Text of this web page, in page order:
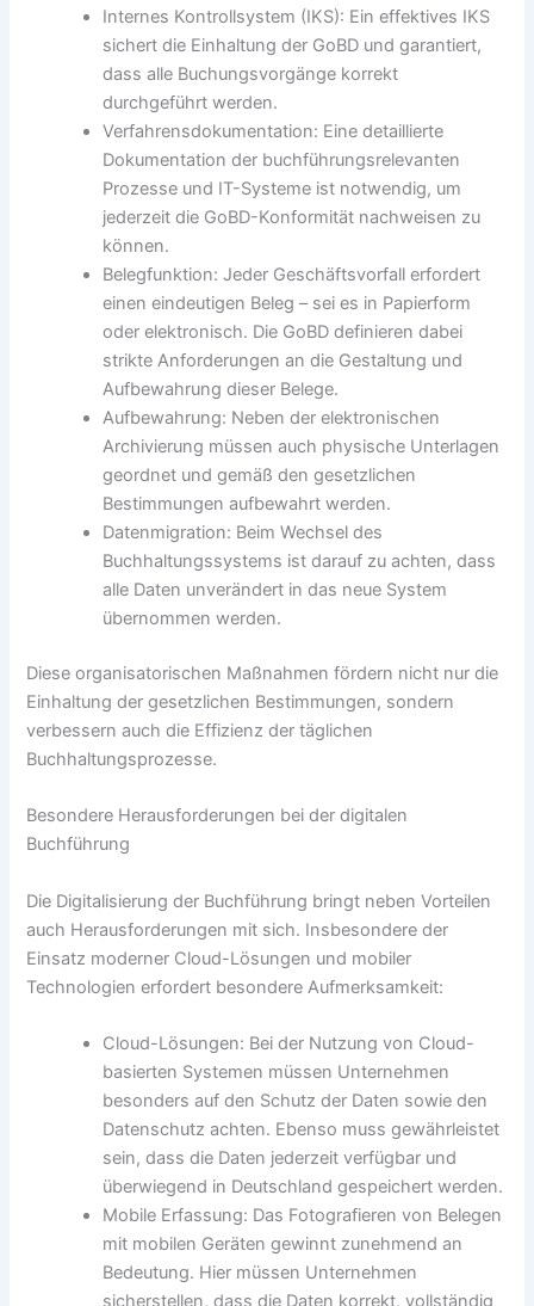
Internes Kontrollsystem (IKS): Ein effektives IKS
sichert die Einhaltung der GoBD und garantiert,
dass alle Buchungsvorgänge korrekt
durchgeführt werden.
Verfahrensdokumentation: Eine detaillierte
Dokumentation der buchführungsrelevanten
Prozesse und IT-Systeme ist notwendig, um
jederzeit die GoBD-Konformität nachweisen zu
können.
Belegfunktion: Jeder Geschäftsvorfall erfordert
einen eindeutigen Beleg – sei es in Papierform
oder elektronisch. Die GoBD definieren dabei
strikte Anforderungen an die Gestaltung und
Aufbewahrung dieser Belege.
Aufbewahrung: Neben der elektronischen
Archivierung müssen auch physische Unterlagen
geordnet und gemäß den gesetzlichen
Bestimmungen aufbewahrt werden.
Datenmigration: Beim Wechsel des
Buchhaltungssystems ist darauf zu achten, dass
alle Daten unverändert in das neue System
übernommen werden.
Diese organisatorischen Maßnahmen fördern nicht nur die
Einhaltung der gesetzlichen Bestimmungen, sondern
verbessern auch die Effizienz der täglichen
Buchhaltungsprozesse.
Besondere Herausforderungen bei der digitalen
Buchführung
Die Digitalisierung der Buchführung bringt neben Vorteilen
auch Herausforderungen mit sich. Insbesondere der
Einsatz moderner Cloud-Lösungen und mobiler
Technologien erfordert besondere Aufmerksamkeit:
Cloud-Lösungen: Bei der Nutzung von Cloud-
basierten Systemen müssen Unternehmen
besonders auf den Schutz der Daten sowie den
Datenschutz achten. Ebenso muss gewährleistet
sein, dass die Daten jederzeit verfügbar und
überwiegend in Deutschland gespeichert werden.
Mobile Erfassung: Das Fotografieren von Belegen
mit mobilen Geräten gewinnt zunehmend an
Bedeutung. Hier müssen Unternehmen
sicherstellen, dass die Daten korrekt, vollständig